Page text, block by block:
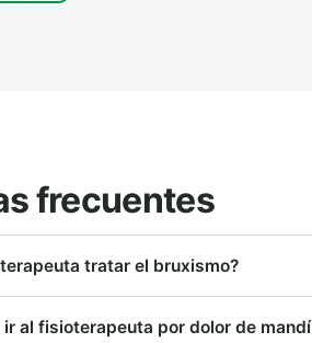
frecuentes
tratar el bruxismo?
ir al fisioterapeuta por dolor de